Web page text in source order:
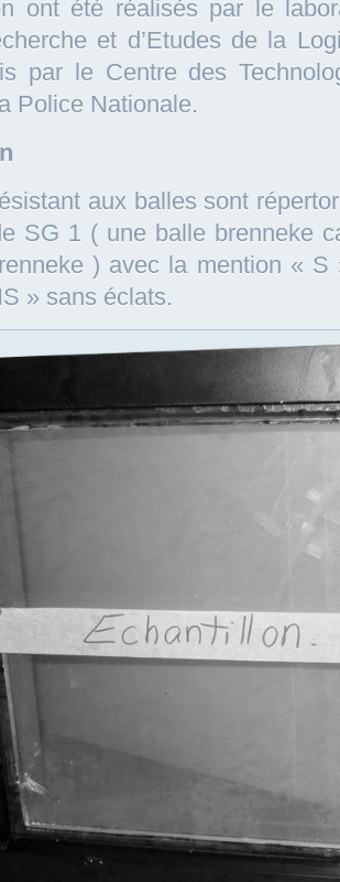
ont été réalisés par le
et d’Etudes de la
par le Centre des
Police Nationale.
aux balles sont
SG 1 ( une balle brenneke
) avec la mention «
» sans éclats.